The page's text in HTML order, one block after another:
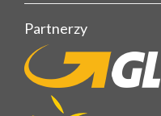
Partnerzy